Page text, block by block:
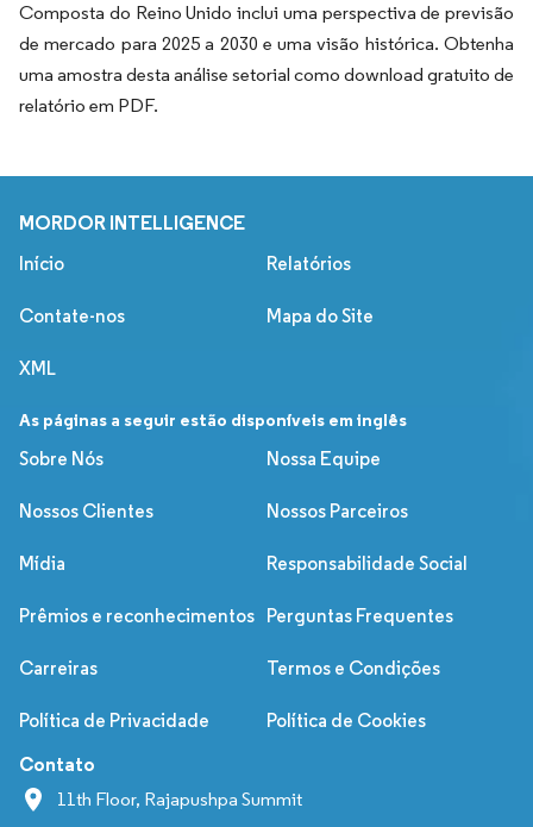
Composta do Reino Unido inclui uma perspectiva de previsão
de mercado para 2025 a 2030 e uma visão histórica. Obtenha
uma amostra desta análise setorial como download gratuito de
relatório em PDF.
MORDOR INTELLIGENCE
Início Relatórios
Contate-nos Mapa do Site
XML
As páginas a seguir estão disponíveis em inglês
Sobre Nós
Nossa Equipe
Nossos Clientes Nossos Parceiros
Mídia Responsabilidade Social
Prêmios e reconhecimentos Perguntas Frequentes
Carreiras Termos e Condições
Política de Privacidade Política de Cookies
Contato
11th Floor, Rajapushpa Summit